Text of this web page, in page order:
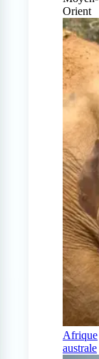
Orient
Afrique
australe